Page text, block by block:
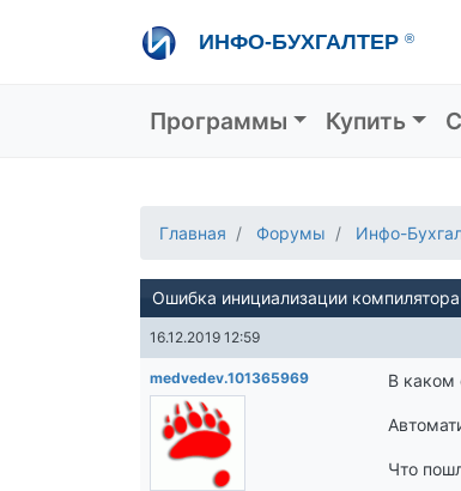
ИНФО-БУХГАЛТЕР ®
Основная
Программы Купить
Главная Форумы Инфо-
Ошибка инициализации компилятора
16.12.2019 12:59
medvedev.101365969 В каком
Что